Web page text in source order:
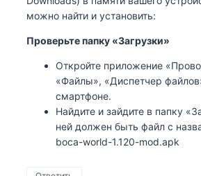
можно найти и установить:
Проверьте папку «Загрузки»
Откройте приложение
«Файлы», «Диспетчер
смартфоне.
Найдите и зайдите в папку
ней должен быть файл с
boca-world-1.120-mod.apk